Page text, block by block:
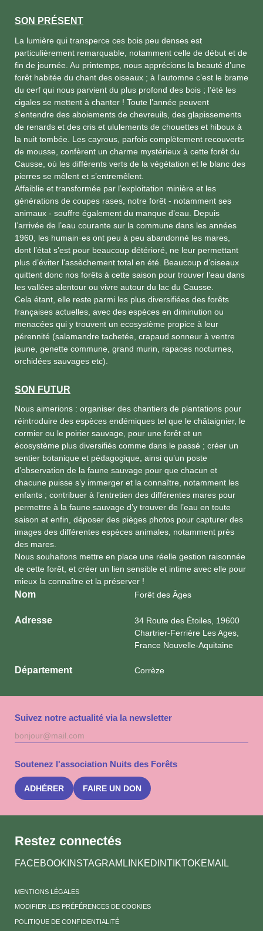
SON PRÉSENT
La lumière qui transperce ces bois peu denses est
particulièrement remarquable, notamment celle de début et de
fin de journée. Au printemps, nous apprécions la beauté d’une
forêt habitée du chant des oiseaux ; à l’automne c’est le brame
du cerf qui nous parvient du plus profond des bois ; l’été les
cigales se mettent à chanter ! Toute l’année peuvent
s'entendre des aboiements de chevreuils, des glapissements
de renards et des cris et ululements de chouettes et hiboux à
la nuit tombée. Les cayrous, parfois complètement recouverts
de mousse, confèrent un charme mystérieux à cette forêt du
Causse, où les différents verts de la végétation et le blanc des
pierres se mêlent et s’entremêlent.
Affaiblie et transformée par l’exploitation minière et les
générations de coupes rases, notre forêt - notamment ses
animaux - souffre également du manque d’eau. Depuis
l’arrivée de l’eau courante sur la commune dans les années
1960, les humain·es ont peu à peu abandonné les mares,
dont l’état s’est pour beaucoup détérioré, ne leur permettant
plus d’éviter l'assèchement total en été. Beaucoup d’oiseaux
quittent donc nos forêts à cette saison pour trouver l’eau dans
les vallées alentour ou vivre autour du lac du Causse.
Cela étant, elle reste parmi les plus diversifiées des forêts
françaises actuelles, avec des espèces en diminution ou
menacées qui y trouvent un ecosystème propice à leur
pérennité (salamandre tachetée, crapaud sonneur à ventre
jaune, genette commune, grand murin, rapaces nocturnes,
orchidées sauvages etc).
SON FUTUR
Nous aimerions : organiser des chantiers de plantations pour
réintroduire des espèces endémiques tel que le châtaignier, le
cormier ou le poirier sauvage, pour une forêt et un
écosystème plus diversifiés comme dans le passé ; créer un
sentier botanique et pédagogique, ainsi qu’un poste
d’observation de la faune sauvage pour que chacun et
chacune puisse s’y immerger et la connaître, notamment les
enfants ; contribuer à l’entretien des différentes mares pour
permettre à la faune sauvage d’y trouver de l’eau en toute
saison et enfin, déposer des pièges photos pour capturer des
images des différentes espèces animales, notamment près
des mares.
Nous souhaitons mettre en place une réelle gestion raisonnée
de cette forêt, et créer un lien sensible et intime avec elle pour
mieux la connaître et la préserver !
Nom Forêt des Âges
Adresse
34 Route des Étoiles, 19600
Chartrier-Ferrière Les Ages,
France Nouvelle-Aquitaine
Département Corrèze
Suivez notre actualité via la newsletter
Adresse
mail
à
Soutenez l'association Nuits des Forêts
ADHÉRER FAIRE UN DON
Restez connectés
FACEBOOK INSTAGRAM LINKEDINTIKTOKEMAIL
MENTIONS LÉGALES
MODIFIER LES PRÉFÉRENCES DE COOKIES
POLITIQUE DE CONFIDENTIALITÉ